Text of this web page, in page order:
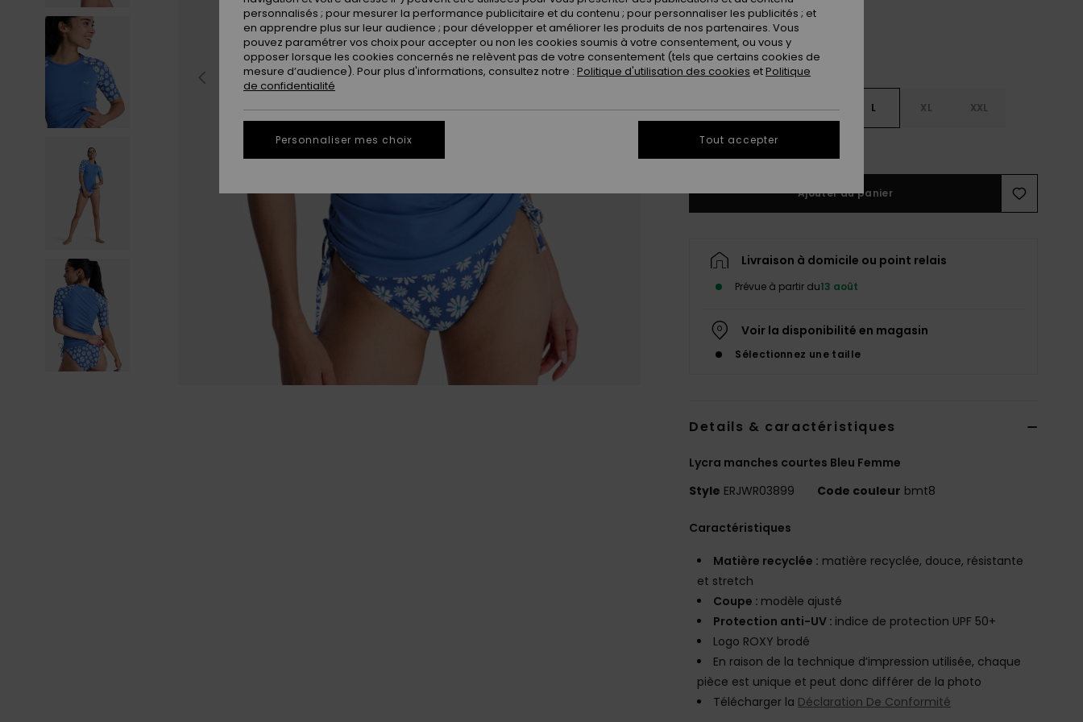
XS S M L XL XXL
Voir le Guide des tailles
Ajouter au panier
Livraison à domicile ou point relais
Prévue à partir du13 août
Voir la disponibilité en magasin
Sélectionnez une taille
Details & caractéristiques
Lycra manches courtes Bleu Femme
Style ERJWR03899 Code couleur bmt8
Caractéristiques
Matière recyclée : matière recyclée, douce, résistante
et stretch
Coupe : modèle ajusté
Protection anti-UV : indice de protection UPF 50+
Logo ROXY brodé
En raison de la technique d’impression utilisée, chaque
pièce est unique et peut donc différer de la photo
Télécharger la Déclaration De Conformité
personnalisés ; pour mesurer la performance publicitaire et du contenu ; pour personnaliser les publicités ; et
en apprendre plus sur leur audience ; pour développer et améliorer les produits de nos partenaires. Vous
pouvez paramétrer vos choix pour accepter ou non les cookies soumis à votre consentement, ou vous y
opposer lorsque les cookies concernés ne relèvent pas de votre consentement (tels que certains cookies de
mesure d’audience). Pour plus d'informations, consultez notre : Politique d'utilisation des cookies etPolitique
de confidentialité
Personnaliser mes choix Tout accepter